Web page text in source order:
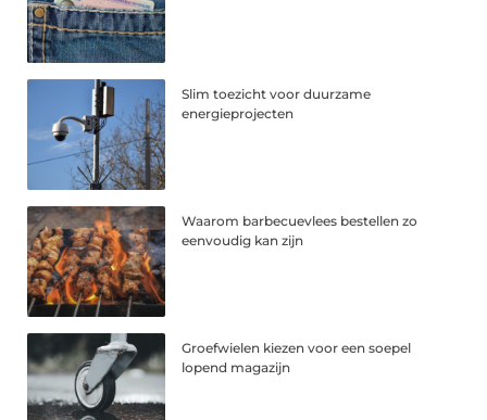
Slim toezicht voor duurzame
energieprojecten
Waarom barbecuevlees bestellen zo
eenvoudig kan zijn
Groefwielen kiezen voor een soepel
lopend magazijn